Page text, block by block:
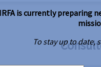
is currently preparing
To stay up to date,